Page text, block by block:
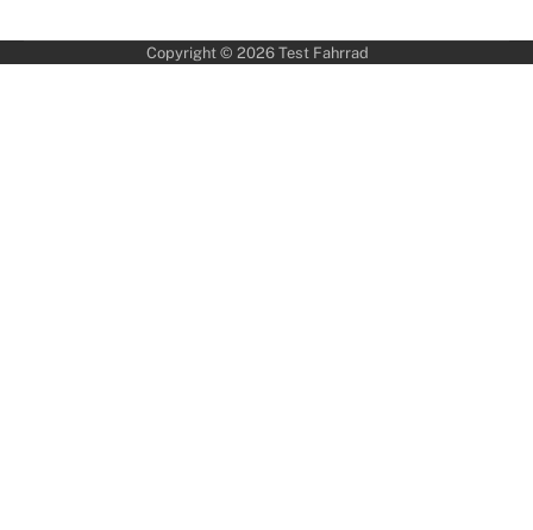
Copyright © 2026 Test Fahrrad